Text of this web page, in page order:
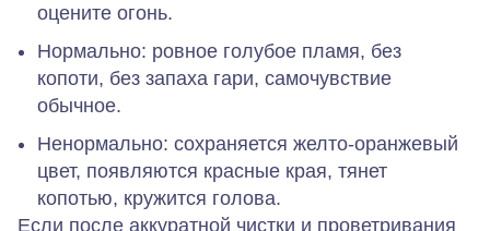
оцените огонь.
Нормально: ровное голубое пламя, без
копоти, без запаха гари, самочувствие
обычное.
Ненормально: сохраняется желто‑оранжевый
цвет, появляются красные края, тянет
копотью, кружится голова.
Если после аккуратной чистки и проветривания